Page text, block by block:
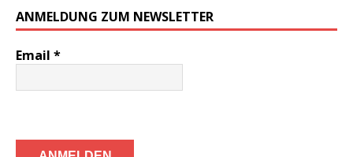
ANMELDUNG ZUM NEWSLETTER
Email *